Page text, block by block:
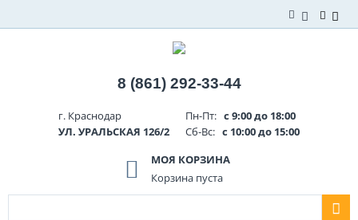
8 (861) 292-33-44
г. Краснодар
УЛ. УРАЛЬСКАЯ 126/2
Пн-Пт: с 9:00 до 18:00
Сб-Вс: с 10:00 до 15:00
МОЯ КОРЗИНА
Корзина пуста